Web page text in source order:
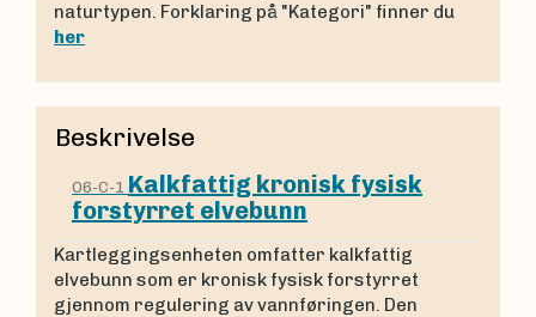
naturtypen. Forklaring på "Kategori" finner du
her
Beskrivelse
O6-C-1 Kalkfattig kronisk fysisk
forstyrret elvebunn
Kartleggingsenheten omfatter kalkfattig
elvebunn som er kronisk fysisk forstyrret
gjennom regulering av vannføringen. Den